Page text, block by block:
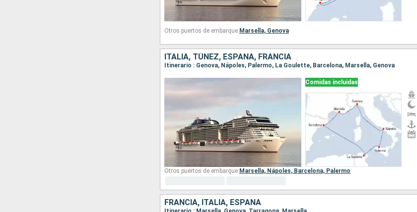
Otros puertos de embarque: Marsella, Genova
ITALIA, TÚNEZ, ESPAÑA, FRANCIA
Itinerario : Genova, Nápoles, Palermo, La Goulette, Barcelona, Marsella, Genova
Comidas incluidas
Otros puertos de embarque: Marsella, Nápoles, Barcelona, Palermo
FRANCIA, ITALIA, ESPAÑA